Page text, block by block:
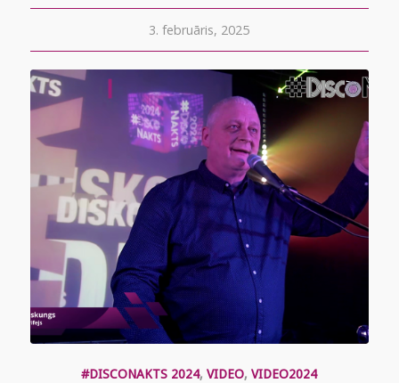
3. februāris, 2025
#DISCONAKTS 2024,VIDEO,VIDEO2024